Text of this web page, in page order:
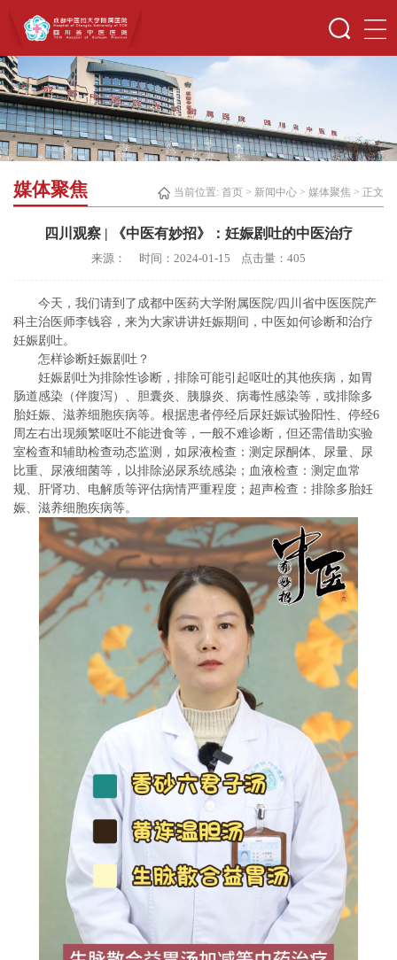
当前位置: 首页 > 新闻中心 > 媒体聚焦 > 正文
媒体聚焦
四川观察 | 《中医有妙招》：妊娠剧吐的中医治疗
来源： 时间：2024-01-15 点击量： 405
今天，我们请到了成都中医药大学附属医院/四川省中医医院产
科主治医师李钱容，来为大家讲讲妊娠期间，中医如何诊断和治疗
妊娠剧吐。
怎样诊断妊娠剧吐？
妊娠剧吐为排除性诊断，排除可能引起呕吐的其他疾病，如胃
肠道感染（伴腹泻）、胆囊炎、胰腺炎、病毒性感染等，或排除多
胎妊娠、滋养细胞疾病等。根据患者停经后尿妊娠试验阳性、停经6
周左右出现频繁呕吐不能进食等，一般不难诊断，但还需借助实验
室检查和辅助检查动态监测，如尿液检查：测定尿酮体、尿量、尿
比重、尿液细菌等，以排除泌尿系统感染；血液检查：测定血常
规、肝肾功、电解质等评估病情严重程度；超声检查：排除多胎妊
娠、滋养细胞疾病等。